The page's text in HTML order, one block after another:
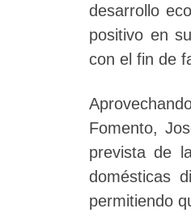
desarrollo
positivo en
con el fin de
Fomento,
prevista de
domésticas
permitiendo